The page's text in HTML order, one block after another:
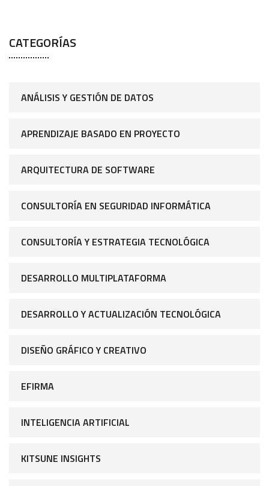
CATEGORÍAS
ANÁLISIS Y GESTIÓN DE DATOS
APRENDIZAJE BASADO EN PROYECTO
ARQUITECTURA DE SOFTWARE
CONSULTORÍA EN SEGURIDAD INFORMÁTICA
CONSULTORÍA Y ESTRATEGIA TECNOLÓGICA
DESARROLLO MULTIPLATAFORMA
DESARROLLO Y ACTUALIZACIÓN TECNOLÓGICA
DISEÑO GRÁFICO Y CREATIVO
EFIRMA
INTELIGENCIA ARTIFICIAL
KITSUNE INSIGHTS